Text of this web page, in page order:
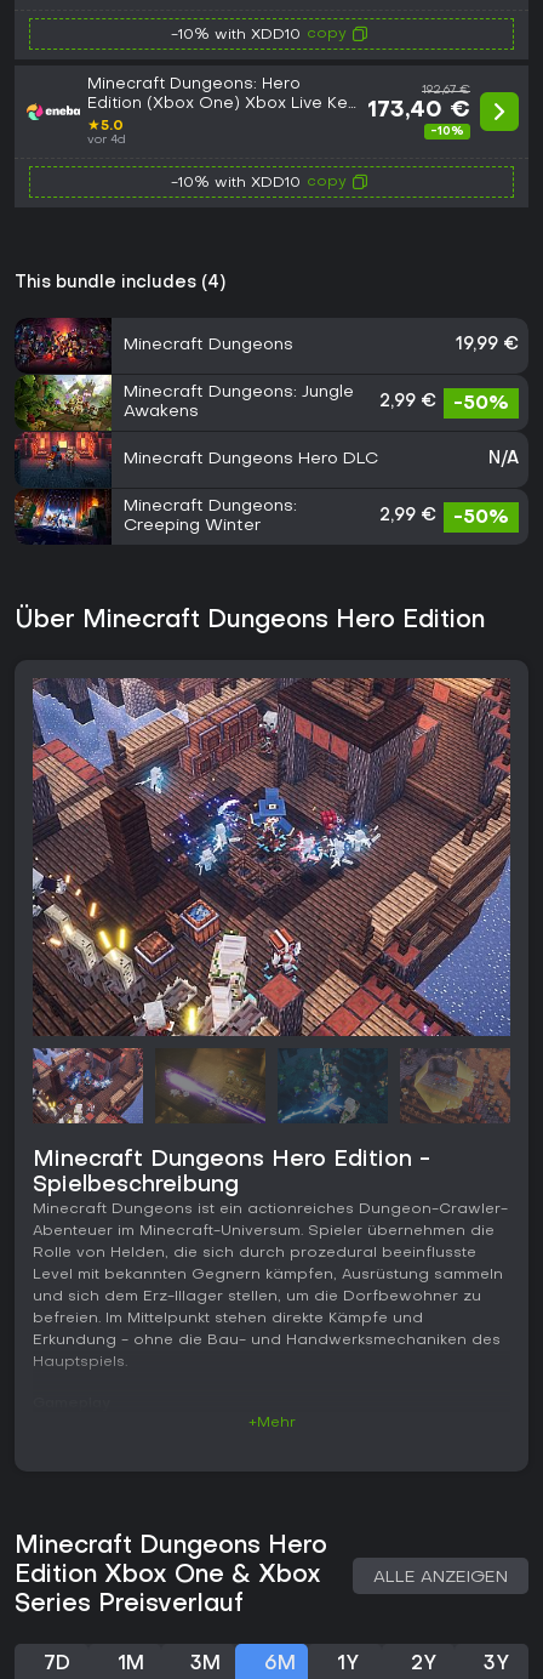
-10% with XDD10 copy
Minecraft Dungeons: Hero
Edition (Xbox One) Xbox Live Key
EUROPE
★5.0
vor 4d
192,67 €
173,40 €
-10%
-10% with XDD10 copy
This bundle includes (4)
Minecraft Dungeons 19,99 €
Minecraft Dungeons: Jungle
Awakens
2,99 € -50%
Minecraft Dungeons Hero DLC N/A
Minecraft Dungeons:
Creeping Winter
2,99 € -50%
Über Minecraft Dungeons Hero Edition
Minecraft Dungeons Hero Edition -
Spielbeschreibung
Minecraft Dungeons ist ein actionreiches Dungeon-Crawler-
Abenteuer im Minecraft-Universum. Spieler übernehmen die
Rolle von Helden, die sich durch prozedural beeinflusste
Level mit bekannten Gegnern kämpfen, Ausrüstung sammeln
und sich dem Erz-Illager stellen, um die Dorfbewohner zu
befreien. Im Mittelpunkt stehen direkte Kämpfe und
Erkundung - ohne die Bau- und Handwerksmechaniken des
Hauptspiels.
Truhen und dem Navigieren durch unterschiedliche
Umgebungen - von Wäldern bis hin zu Festungen.
Waffenverzauberungen und Gegenstände verleihen
besondere Fähigkeiten, die im Kampf aktiviert werden und so
Erkundung belohnt mit neuer Ausrüstung, die im zentralen
+Mehr
Minecraft Dungeons Hero
Edition Xbox One & Xbox
Series Preisverlauf
ALLE ANZEIGEN
7D 1M 3M 6M 1Y 2Y 3Y